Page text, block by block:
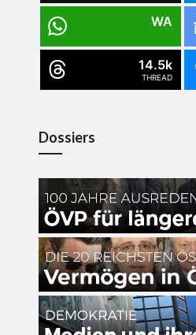
WA
14.5k
THREAD
Dossiers